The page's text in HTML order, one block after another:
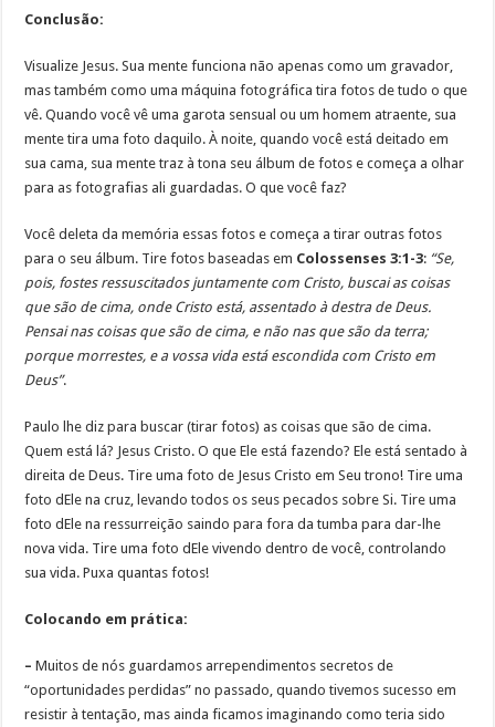
Conclusão:
Visualize Jesus. Sua mente funciona não apenas como um gravador,
mas também como uma máquina fotográfica tira fotos de tudo o que
vê. Quando você vê uma garota sensual ou um homem atraente, sua
mente tira uma foto daquilo. À noite, quando você está deitado em
sua cama, sua mente traz à tona seu álbum de fotos e começa a olhar
para as fotografias ali guardadas. O que você faz?
Você deleta da memória essas fotos e começa a tirar outras fotos
para o seu álbum. Tire fotos baseadas em Colossenses 3:1-3: “Se,
pois, fostes ressuscitados juntamente com Cristo, buscai as coisas
que são de cima, onde Cristo está, assentado à destra de Deus.
Pensai nas coisas que são de cima, e não nas que são da terra;
porque morrestes, e a vossa vida está escondida com Cristo em
Deus”.
Paulo lhe diz para buscar (tirar fotos) as coisas que são de cima.
Quem está lá? Jesus Cristo. O que Ele está fazendo? Ele está sentado à
direita de Deus. Tire uma foto de Jesus Cristo em Seu trono! Tire uma
foto dEle na cruz, levando todos os seus pecados sobre Si. Tire uma
foto dEle na ressurreição saindo para fora da tumba para dar-lhe
nova vida. Tire uma foto dEle vivendo dentro de você, controlando
sua vida. Puxa quantas fotos!
Colocando em prática:
– Muitos de nós guardamos arrependimentos secretos de
“oportunidades perdidas” no passado, quando tivemos sucesso em
resistir à tentação, mas ainda ficamos imaginando como teria sido